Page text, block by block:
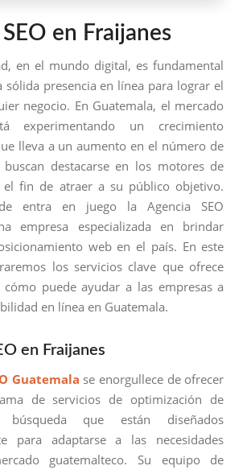
en Fraijanes
en el mundo digital, es fundamental
sólida presencia en línea para lograr el
negocio. En Guatemala, el mercado
experimentando un crecimiento
lleva a un aumento en el número de
buscan destacarse en los motores de
el fin de atraer a su público objetivo.
entra en juego la Agencia SEO
empresa especializada en brindar
web en el país. En este
los servicios clave que ofrece
cómo puede ayudar a las empresas a
en línea en Guatemala.
en Fraijanes
Guatemala se enorgullece de ofrecer
de servicios de optimización de
que están diseñados
para adaptarse a las necesidades
guatemalteco. Su equipo de